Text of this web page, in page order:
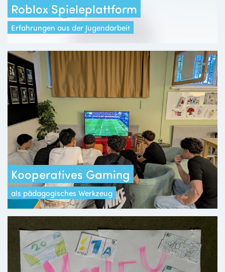
Roblox Spieleplattform
Erfahrungen aus der Jugendarbeit
Kooperatives Gaming
als pädagogisches Werkzeug